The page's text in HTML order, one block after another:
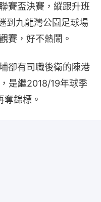
賽盃決賽，縱跟升班
到九龍灣公園足球場
賽，好不熱鬧。
卻有司職後衛的陳港
是繼2018/19年球季
錦標。